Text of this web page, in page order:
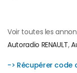
Voir toutes les
Autoradio RENAULT,
-> Récupérer code